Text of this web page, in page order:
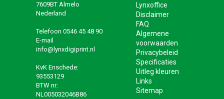
7609BT Almelo
Nederland
Telefoon 0546 45 48 90
E-mail
info@lynxdigiprint.nl
KvK Enschede:
93553129
BTW nr:
NL005032046B86
Lynxoffice
Disclaimer
FAQ
Algemene
voorwaarden
Privacybeleid
Specificaties
Uitleg kleuren
Links
Sitemap